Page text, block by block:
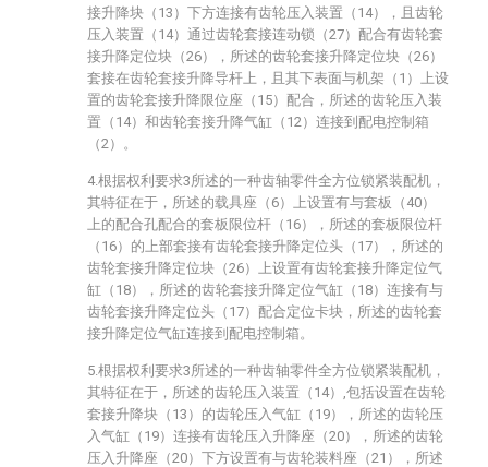
接升降块（13）下方连接有齿轮压入装置（14），且齿轮
压入装置（14）通过齿轮套接连动锁（27）配合有齿轮套
接升降定位块（26），所述的齿轮套接升降定位块（26）
套接在齿轮套接升降导杆上，且其下表面与机架（1）上设
置的齿轮套接升降限位座（15）配合，所述的齿轮压入装
置（14）和齿轮套接升降气缸（12）连接到配电控制箱
（2）。
4.根据权利要求3所述的一种齿轴零件全方位锁紧装配机，
其特征在于，所述的载具座（6）上设置有与套板（40）
上的配合孔配合的套板限位杆（16），所述的套板限位杆
（16）的上部套接有齿轮套接升降定位头（17），所述的
齿轮套接升降定位块（26）上设置有齿轮套接升降定位气
缸（18），所述的齿轮套接升降定位气缸（18）连接有与
齿轮套接升降定位头（17）配合定位卡块，所述的齿轮套
接升降定位气缸连接到配电控制箱。
5.根据权利要求3所述的一种齿轴零件全方位锁紧装配机，
其特征在于，所述的齿轮压入装置（14）,包括设置在齿轮
套接升降块（13）的齿轮压入气缸（19），所述的齿轮压
入气缸（19）连接有齿轮压入升降座（20），所述的齿轮
压入升降座（20）下方设置有与齿轮装料座（21），所述